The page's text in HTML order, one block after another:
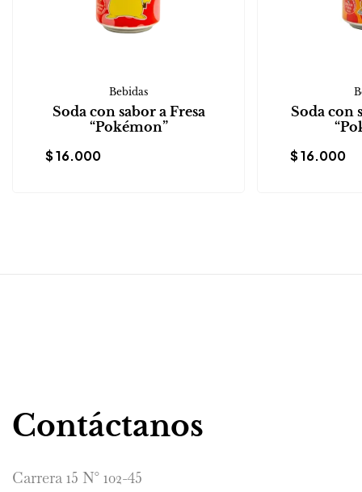
Bebidas
Soda con sabor a Fresa
“Pokémon”
$16.000
Soda con
$16.000
Contáctanos
Carrera 15 N° 102-45